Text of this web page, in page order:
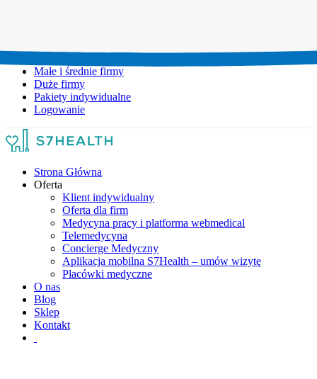
Małe i średnie firmy
Duże firmy
Pakiety indywidualne
Logowanie
Strona Główna
Oferta
Klient indywidualny
Oferta dla firm
Medycyna pracy i platforma webmedical
Telemedycyna
Concierge Medyczny
Aplikacja mobilna S7Health – umów wizytę
Placówki medyczne
O nas
Blog
Sklep
Kontakt